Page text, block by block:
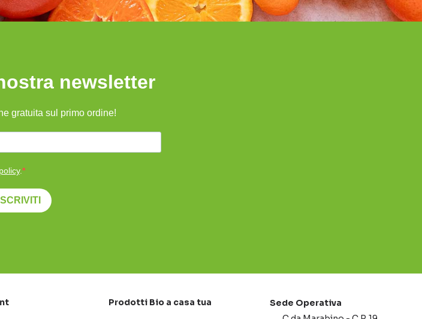
newsletter
gratuita sul primo ordine!
.
ISCRIVITI
Prodotti Bio a casa tua
Sede Operativa